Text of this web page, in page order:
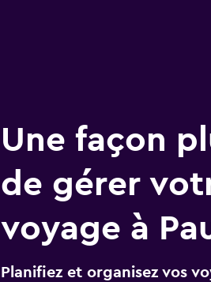
Une façon
de gérer
voyage à
Planifiez et organisez vos